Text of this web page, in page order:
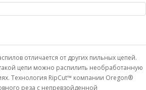
отличается от других пильных цепей.
цепи можно распилить необработанную
Технология RipCut™ компании Oregon®
реза с непревзойденной